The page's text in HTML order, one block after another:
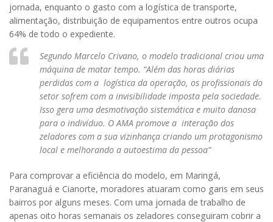
jornada, enquanto o gasto com a logística de transporte,
alimentação, distribuição de equipamentos entre outros ocupa
64% de todo o expediente.
Segundo Marcelo Crivano, o modelo tradicional criou uma
máquina de matar tempo. “Além das horas diárias
perdidas com a logística da operação, os profissionais do
setor sofrem com a invisibilidade imposta pela sociedade.
Isso gera uma desmotivação sistemática e muito danosa
para o indivíduo. O AMA promove a interação dos
zeladores com a sua vizinhança criando um protagonismo
local e melhorando a autoestima da pessoa”
Para comprovar a eficiência do modelo, em Maringá,
Paranaguá e Cianorte, moradores atuaram como garis em seus
bairros por alguns meses. Com uma jornada de trabalho de
apenas oito horas semanais os zeladores conseguiram cobrir a